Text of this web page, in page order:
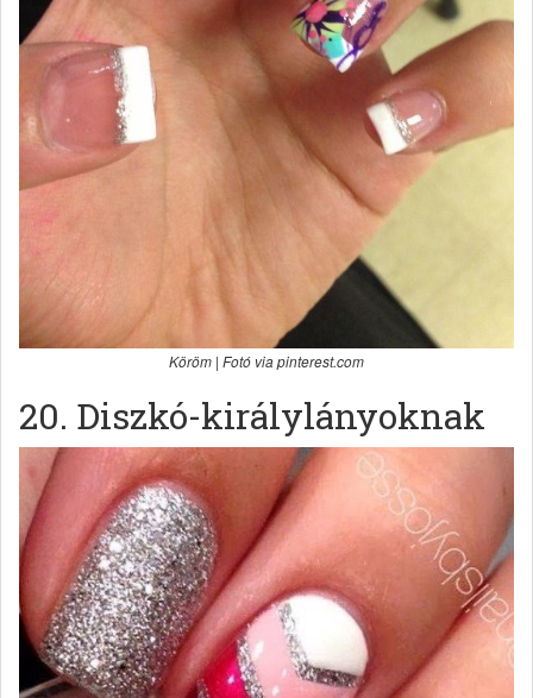
Köröm | Fotó via pinterest.com
20. Diszkó-királylányoknak